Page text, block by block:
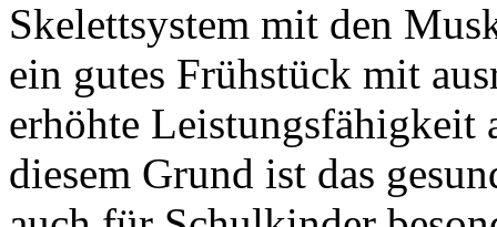
Skelettsystem mit den
ein gutes Frühstück mit
erhöhte Leistungsfähigkeit
diesem Grund ist das